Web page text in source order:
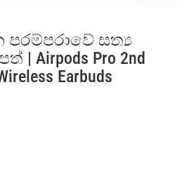
පරම්පරාවේ සත්‍ය
Airpods Pro 2nd
Earbuds